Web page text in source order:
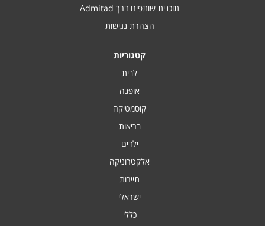
תוכנית שותפים דרך Admitad
הצהרת נגישות
קטגוריות
לבית
אופנה
קוסמטיקה
בריאות
ילדים
אלקטרוניקה
תיירות
ישראלי
כללי